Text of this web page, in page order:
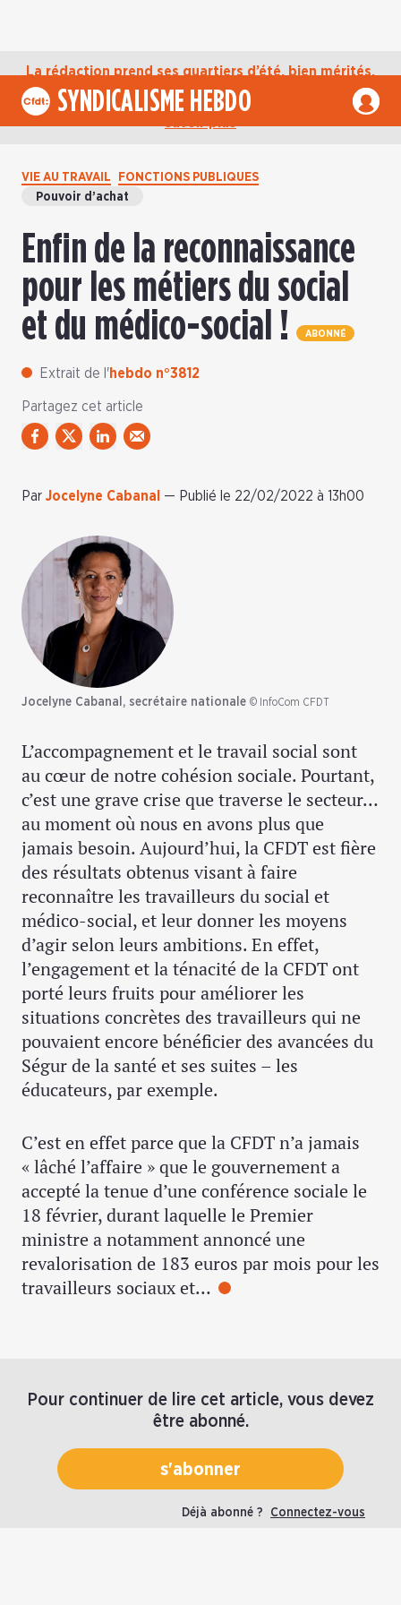
La rédaction prend ses quartiers d’été, bien mérités,
jusqu’au mardi 1er septembre. D’ici là, retrouvez
l’actualité de la CFDT sur notre compte Bluesky. En
SYNDICALISME HEBDO
VIE AU TRAVAIL
FONCTIONS PUBLIQUES
Pouvoir d’achat
Enfin de la reconnaissance
pour les métiers du social
et du médico-social !
ABONNÉ
Extrait de l'hebdo n°3812
Partagez cet article
Par Jocelyne Cabanal — Publié le 22/02/2022 à 13h00
Jocelyne Cabanal, secrétaire nationale © InfoCom CFDT
L’accompagnement et le travail social sont
au cœur de notre cohésion sociale. Pourtant,
c’est une grave crise que traverse le secteur…
au moment où nous en avons plus que
jamais besoin. Aujourd’hui, la CFDT est fière
des résultats obtenus visant à faire
reconnaître les travailleurs du social et
médico-social, et leur donner les moyens
d’agir selon leurs ambitions. En effet,
l’engagement et la ténacité de la CFDT ont
porté leurs fruits pour améliorer les
situations concrètes des travailleurs qui ne
pouvaient encore bénéficier des avancées du
Ségur de la santé et ses suites – les
éducateurs, par exemple.
C’est en effet parce que la CFDT n’a jamais
« lâché l’affaire » que le gouvernement a
accepté la tenue d’une conférence sociale le
18 février, durant laquelle le Premier
ministre a notamment annoncé une
revalorisation de 183 euros par mois pour les
travailleurs sociaux et…
Pour continuer de lire cet article, vous devez
être abonné.
s'abonner
Déjà abonné ? Connectez-vous